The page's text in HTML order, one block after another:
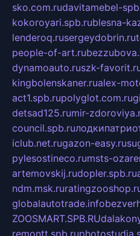
sko.com.rudavitamebel-
kokoroyari.spb.rublesna-
lenderoq.rusergeydobrin.ru
people-of-art.ru
dynamoauto.ruszk-
kingbolenskaner.rualex-
act1.spb.rupolyglot.com.ru
detsad125.rumir-
council.spb.ru
iclub.net.rugazon-easy.ru
pylesostineco.rumsts-
artemovskij.rudopler.spb.ru
ndm.msk.ru
globalautotrade.info
ZOOSMART.SPB.RU
remontt.spb.ru